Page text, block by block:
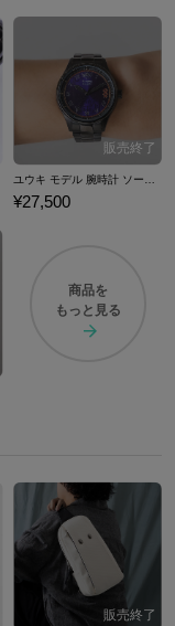
ユウキ モデル 腕時計 ソードアート・オンライン
¥27,500
商品を
もっと見る